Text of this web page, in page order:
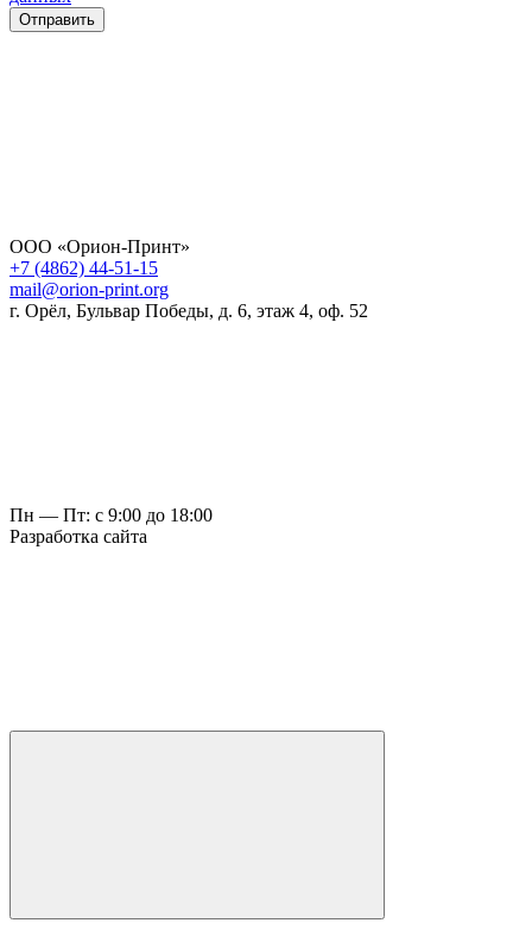
Отправить
ООО «Орион-Принт»
+7 (4862) 44-51-15
mail@orion-print.org
г. Орёл, Бульвар Победы, д. 6, этаж 4, оф. 52
Пн — Пт: с 9:00 до 18:00
Разработка сайта